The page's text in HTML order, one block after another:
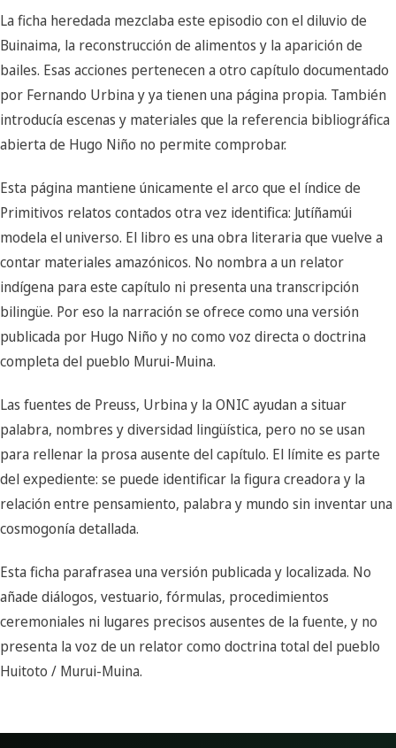
La ficha heredada mezclaba este episodio con el diluvio de
Buinaima, la reconstrucción de alimentos y la aparición de
bailes. Esas acciones pertenecen a otro capítulo documentado
por Fernando Urbina y ya tienen una página propia. También
introducía escenas y materiales que la referencia bibliográfica
abierta de Hugo Niño no permite comprobar.
Esta página mantiene únicamente el arco que el índice de
Primitivos relatos contados otra vez identifica: Jutíñamúi
modela el universo. El libro es una obra literaria que vuelve a
contar materiales amazónicos. No nombra a un relator
indígena para este capítulo ni presenta una transcripción
bilingüe. Por eso la narración se ofrece como una versión
publicada por Hugo Niño y no como voz directa o doctrina
completa del pueblo Murui-Muina.
Las fuentes de Preuss, Urbina y la ONIC ayudan a situar
palabra, nombres y diversidad lingüística, pero no se usan
para rellenar la prosa ausente del capítulo. El límite es parte
del expediente: se puede identificar la figura creadora y la
relación entre pensamiento, palabra y mundo sin inventar una
cosmogonía detallada.
Esta ficha parafrasea una versión publicada y localizada. No
añade diálogos, vestuario, fórmulas, procedimientos
ceremoniales ni lugares precisos ausentes de la fuente, y no
presenta la voz de un relator como doctrina total del pueblo
Huitoto / Murui-Muina.